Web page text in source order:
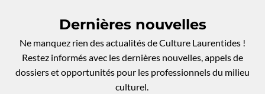
Dernières nouvelles
Ne manquez rien des actualités de Culture Laurentides !
Restez informés avec les dernières nouvelles, appels de
dossiers et opportunités pour les professionnels du milieu
culturel.